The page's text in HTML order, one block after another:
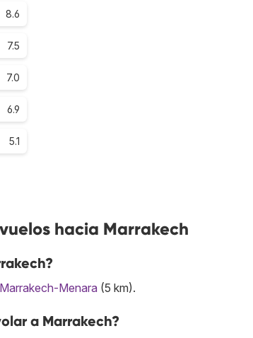
8.6
7.5
7.0
6.9
5.1
hacia Marrakech
Marrakech-Menara (5 km).
a Marrakech?